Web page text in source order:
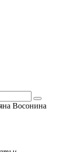
Восонина